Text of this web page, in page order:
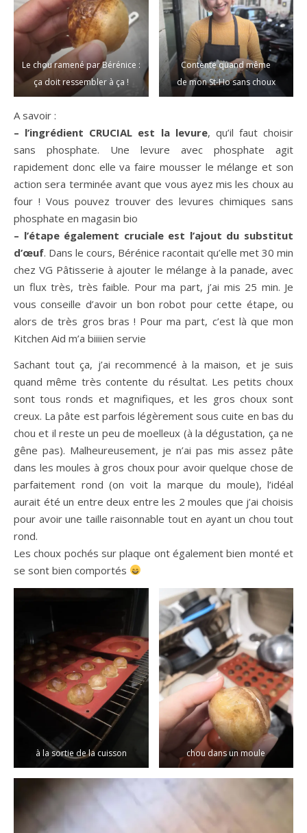
Le chou ramené par Bérénice :
ça doit ressembler à ça !
Contente quand même
de mon St-Ho sans choux
A savoir :
– l’ingrédient CRUCIAL est la levure, qu’il faut choisir
sans phosphate. Une levure avec phosphate agit
rapidement donc elle va faire mousser le mélange et son
action sera terminée avant que vous ayez mis les choux au
four ! Vous pouvez trouver des levures chimiques sans
phosphate en magasin bio
– l’étape également cruciale est l’ajout du substitut
d’œuf. Dans le cours, Bérénice racontait qu’elle met 30 min
chez VG Pâtisserie à ajouter le mélange à la panade, avec
un flux très, très faible. Pour ma part, j’ai mis 25 min. Je
vous conseille d’avoir un bon robot pour cette étape, ou
alors de très gros bras ! Pour ma part, c’est là que mon
Kitchen Aid m’a biiiien servie
Sachant tout ça, j’ai recommencé à la maison, et je suis
quand même très contente du résultat. Les petits choux
sont tous ronds et magnifiques, et les gros choux sont
creux. La pâte est parfois légèrement sous cuite en bas du
chou et il reste un peu de moelleux (à la dégustation, ça ne
gêne pas). Malheureusement, je n’ai pas mis assez pâte
dans les moules à gros choux pour avoir quelque chose de
parfaitement rond (on voit la marque du moule), l’idéal
aurait été un entre deux entre les 2 moules que j’ai choisis
pour avoir une taille raisonnable tout en ayant un chou tout
rond.
Les choux pochés sur plaque ont également bien monté et
se sont bien comportés
à la sortie de la cuisson chou dans un moule